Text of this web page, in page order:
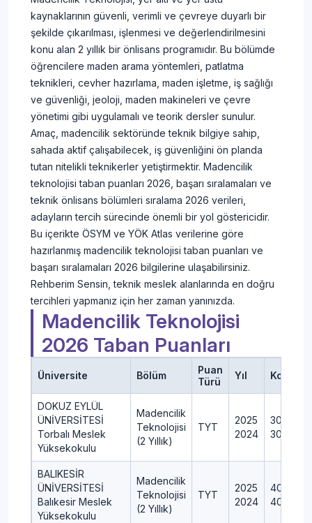
kaynaklarının güvenli, verimli ve çevreye duyarlı bir
şekilde çıkarılması, işlenmesi ve değerlendirilmesini
konu alan 2 yıllık bir önlisans programıdır. Bu bölümde
öğrencilere maden arama yöntemleri, patlatma
teknikleri, cevher hazırlama, maden işletme, iş sağlığı
ve güvenliği, jeoloji, maden makineleri ve çevre
yönetimi gibi uygulamalı ve teorik dersler sunulur.
Amaç, madencilik sektöründe teknik bilgiye sahip,
sahada aktif çalışabilecek, iş güvenliğini ön planda
tutan nitelikli teknikerler yetiştirmektir. Madencilik
teknolojisi taban puanları 2026, başarı sıralamaları ve
teknik önlisans bölümleri sıralama 2026 verileri,
adayların tercih sürecinde önemli bir yol göstericidir.
Bu içerikte ÖSYM ve YÖK Atlas verilerine göre
hazırlanmış madencilik teknolojisi taban puanları ve
başarı sıralamaları 2026 bilgilerine ulaşabilirsiniz.
Rehberim Sensin, teknik meslek alanlarında en doğru
tercihleri yapmanız için her zaman yanınızda.
Madencilik Teknolojisi
2026 Taban Puanları
Üniversite Bölüm
Puan
Türü
Yıl
DOKUZ EYLÜL
ÜNİVERSİTESİ
Torbalı Meslek
Yüksekokulu
Madencilik
Teknolojisi
(2 Yıllık)
TYT
2025
2024
30
30
BALIKESİR
ÜNİVERSİTESİ
Balıkesir Meslek
Yüksekokulu
Madencilik
Teknolojisi
(2 Yıllık)
TYT
2025
2024
40
40